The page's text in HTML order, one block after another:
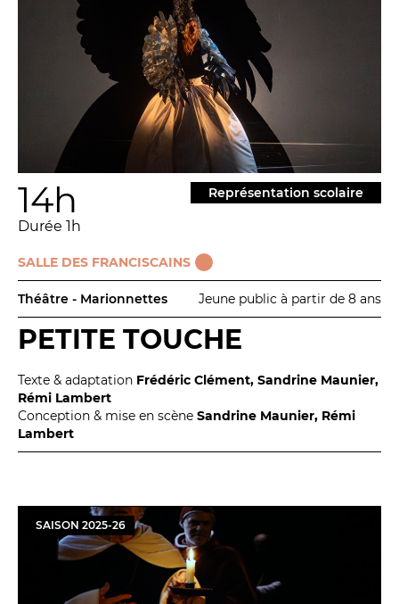
14h
Durée 1h
Représentation scolaire
SALLE DES FRANCISCAINS
Théâtre - Marionnettes Jeune public à partir de 8 ans
PETITE TOUCHE
Texte & adaptation Frédéric Clément, Sandrine Maunier,
Rémi Lambert
Conception & mise en scène Sandrine Maunier, Rémi
Lambert
SAISON 2025-26